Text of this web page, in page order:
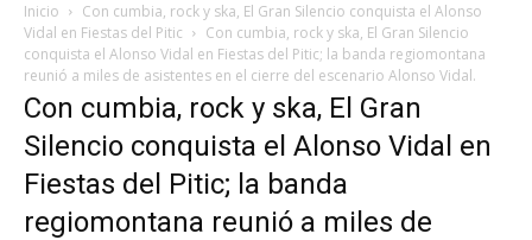
Inicio
Con cumbia, rock y ska, El Gran Silencio conquista el Alonso
Vidal en Fiestas del Pitic
Con cumbia, rock y ska, El Gran Silencio
conquista el Alonso Vidal en Fiestas del Pitic; la banda regiomontana
reunió a miles de asistentes en el cierre del escenario Alonso Vidal.
Con cumbia, rock y ska, El Gran
Silencio conquista el Alonso Vidal en
Fiestas del Pitic; la banda
regiomontana reunió a miles de